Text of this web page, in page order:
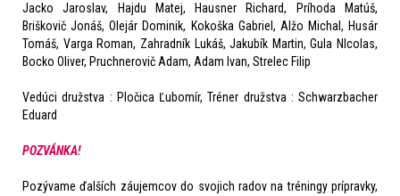
Jacko Jaroslav, Hajdu Matej, Hausner Richard, Príhoda Matúš,
Briškovič Jonáš, Olejár Dominik, Kokoška Gabriel, Alžo Michal, Husár
Tomáš, Varga Roman, Zahradník Lukáš, Jakubík Martin, Gula NIcolas,
Bocko Oliver, Pruchnerovič Adam, Adam Ivan, Strelec Filip
Vedúci družstva : Pločica Ľubomír, Tréner družstva : Schwarzbacher
Eduard
POZVÁNKA!
Pozývame ďalších záujemcov do svojich radov na tréningy prípravky,